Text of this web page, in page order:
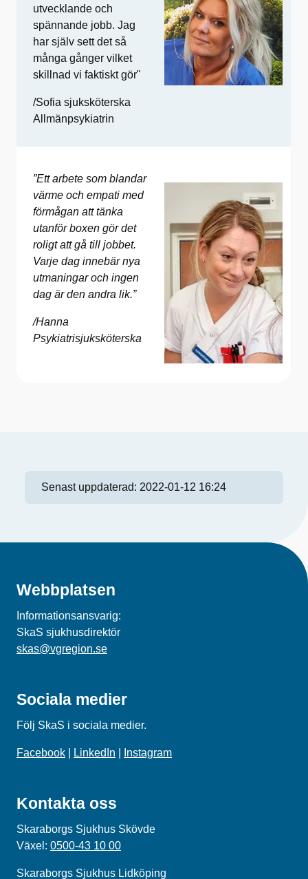
utvecklande och
spännande jobb. Jag
har själv sett det så
många gånger vilket
skillnad vi faktiskt gör"
/Sofia sjuksköterska
Allmänpsykiatrin
”Ett arbete som blandar
värme och empati med
förmågan att tänka
utanför boxen gör det
roligt att gå till jobbet.
Varje dag innebär nya
utmaningar och ingen
dag är den andra lik.”
/Hanna
Psykiatrisjuksköterska
Senast uppdaterad: 2022-01-12 16:24
Webbplatsen
Informationsansvarig:
SkaS sjukhusdirektör
skas@vgregion.se
Sociala medier
Följ SkaS i sociala medier.
Facebook LinkedIn Instagram
Kontakta oss
Skaraborgs Sjukhus Skövde
Växel: 0500-43 10 00
Skaraborgs Sjukhus Lidköping